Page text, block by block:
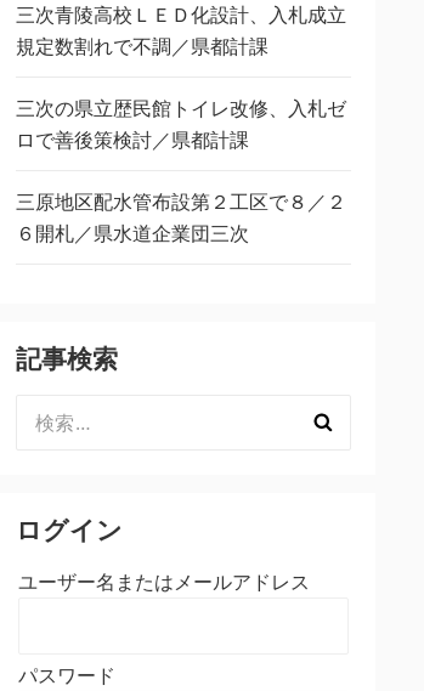
三次青陵高校ＬＥＤ化設計、入札成立
規定数割れで不調／県都計課
三次の県立歴民館トイレ改修、入札ゼ
ロで善後策検討／県都計課
三原地区配水管布設第２工区で８／２
６開札／県水道企業団三次
記事検索
索:
ログイン
ユーザー名またはメールアドレス
パスワード